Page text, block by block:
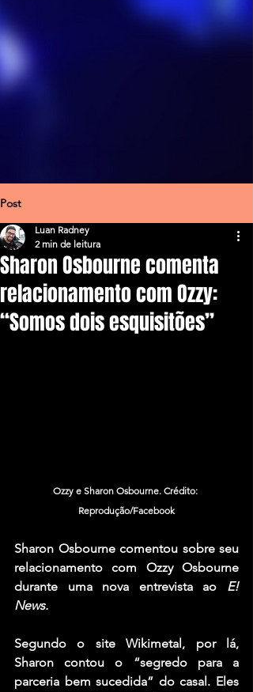
Post
Sharon Osbourne comenta
relacionamento com Ozzy:
“Somos dois esquisitões”
Luan Radney
2 min de leitura
Ozzy e Sharon Osbourne. Crédito:
Reprodução/Facebook
Sharon Osbourne comentou sobre seu
relacionamento com Ozzy Osbourne
durante uma nova entrevista ao E!
News.
Segundo o site Wikimetal, por lá,
Sharon contou o “segredo para a
parceria bem sucedida” do casal. Eles